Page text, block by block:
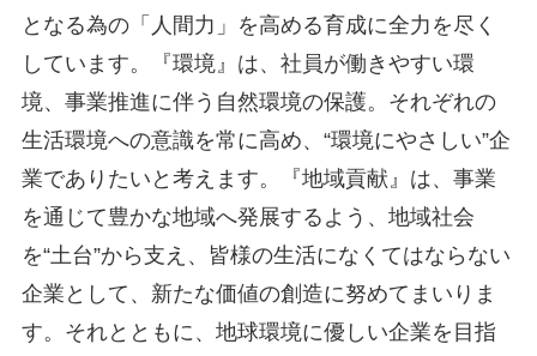
となる為の「人間力」を高める育成に全力を尽く
しています。『環境』は、社員が働きやすい環
境、事業推進に伴う自然環境の保護。それぞれの
生活環境への意識を常に高め、“環境にやさしい”企
業でありたいと考えます。『地域貢献』は、事業
を通じて豊かな地域へ発展するよう、地域社会
を“土台”から支え、皆様の生活になくてはならない
企業として、新たな価値の創造に努めてまいりま
す。それとともに、地球環境に優しい企業を目指